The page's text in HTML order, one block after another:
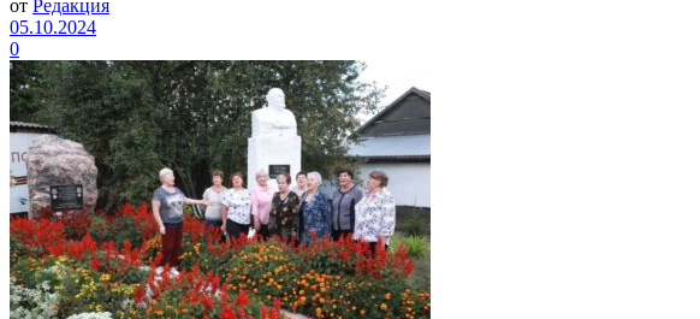
от Редакция
05.10.2024
0